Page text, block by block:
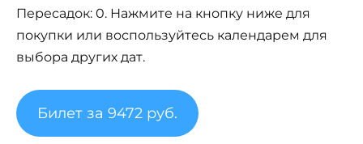
Пересадок: 0. Нажмите на кнопку ниже для
покупки или воспользуйтесь календарем для
выбора других дат.
Билет за 9472 руб.